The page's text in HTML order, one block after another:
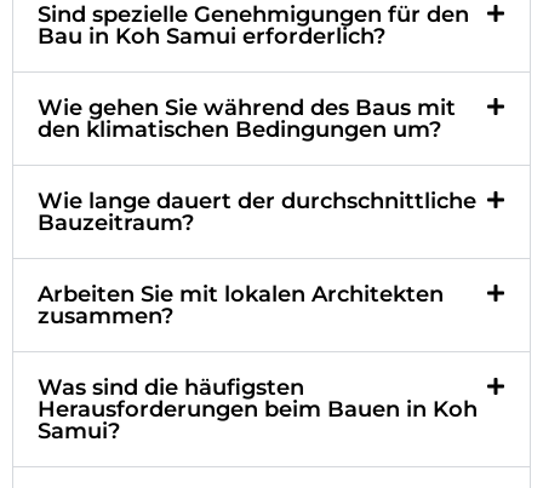
Sind spezielle Genehmigungen für den
Bau in Koh Samui erforderlich?
Wie gehen Sie während des Baus mit
den klimatischen Bedingungen um?
Wie lange dauert der durchschnittliche
Bauzeitraum?
Arbeiten Sie mit lokalen Architekten
zusammen?
Was sind die häufigsten
Herausforderungen beim Bauen in Koh
Samui?